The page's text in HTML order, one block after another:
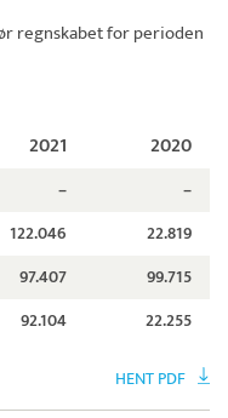
regnskabet for perioden
2021 2020
–
–
122.046
22.819
97.407
99.715
92.104 22.255
HENT PDF